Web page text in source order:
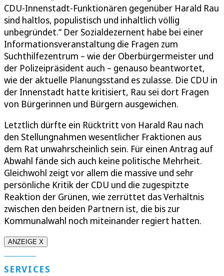
CDU-Innenstadt-Funktionären gegenüber Harald Rau
sind haltlos, populistisch und inhaltlich völlig
unbegründet.“ Der Sozialdezernent habe bei einer
Informationsveranstaltung die Fragen zum
Suchthilfezentrum – wie der Oberbürgermeister und
der Polizeipräsident auch – genauso beantwortet,
wie der aktuelle Planungsstand es zulasse. Die CDU in
der Innenstadt hatte kritisiert, Rau sei dort Fragen
von Bürgerinnen und Bürgern ausgewichen.
Letztlich dürfte ein Rücktritt von Harald Rau nach
den Stellungnahmen wesentlicher Fraktionen aus
dem Rat unwahrscheinlich sein. Für einen Antrag auf
Abwahl fände sich auch keine politische Mehrheit.
Gleichwohl zeigt vor allem die massive und sehr
persönliche Kritik der CDU und die zugespitzte
Reaktion der Grünen, wie zerrüttet das Verhältnis
zwischen den beiden Partnern ist, die bis zur
Kommunalwahl noch miteinander regiert hatten.
ANZEIGE X
SERVICES